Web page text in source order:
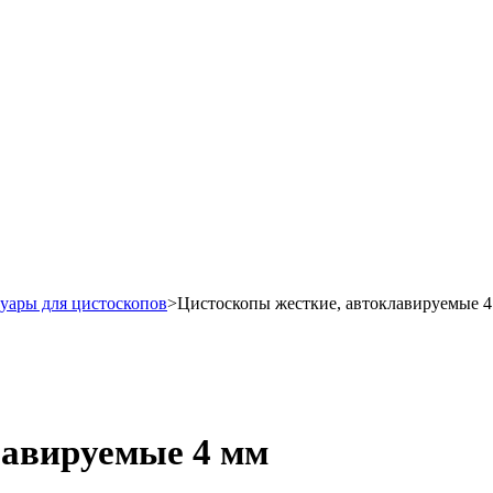
для цистоскопов>Цистоскопы жесткие, автоклавируемые
4 мм